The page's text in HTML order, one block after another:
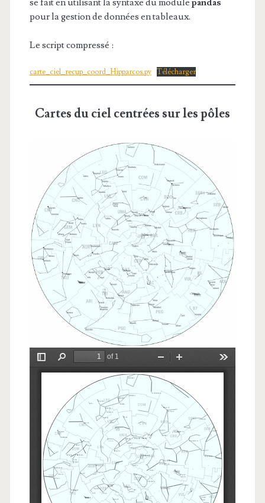
se fait en utilisant la syntaxe du module pandas
pour la gestion de données en tableaux.
Le script compressé :
carte_ciel_recup_coord_Hipparcos.py Télécharger
Cartes du ciel centrées sur les pôles